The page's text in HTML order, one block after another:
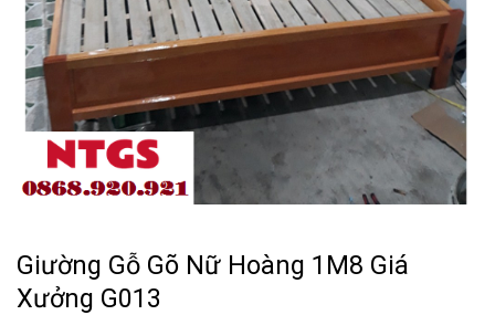
Giường Gỗ Gõ Nữ Hoàng 1M8 Giá
Xưởng G013